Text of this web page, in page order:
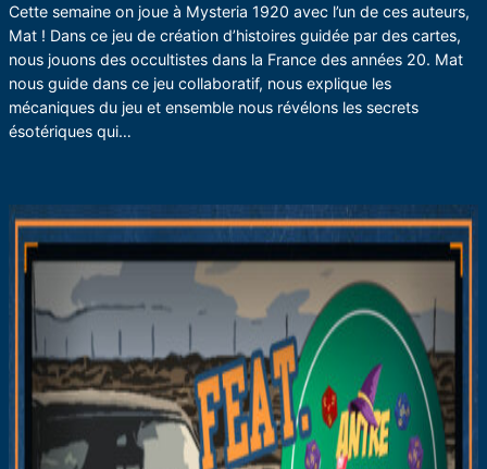
Cette semaine on joue à Mysteria 1920 avec l’un de ces auteurs,
Mat ! Dans ce jeu de création d’histoires guidée par des cartes,
nous jouons des occultistes dans la France des années 20. Mat
nous guide dans ce jeu collaboratif, nous explique les
mécaniques du jeu et ensemble nous révélons les secrets
ésotériques qui…